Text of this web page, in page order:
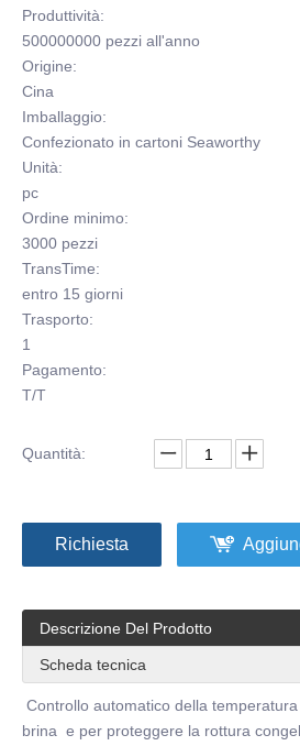
Produttività:
500000000 pezzi all'anno
Origine:
Cina
Imballaggio:
Confezionato in cartoni Seaworthy
Unità:
pc
Ordine minimo:
3000 pezzi
TransTime:
entro 15 giorni
Trasporto:
1
Pagamento:
T/T
Quantità:
Richiesta
Descrizione Del Prodotto
Scheda tecnica
Controllo automatico della
brina e per proteggere la rottura